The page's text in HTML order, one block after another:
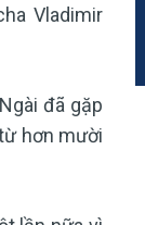
Vladimir
đã gặp
hơn mười